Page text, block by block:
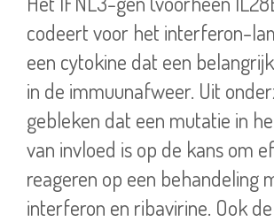
codeert voor het interferon-
een cytokine dat een
in de immuunafweer. Uit
gebleken dat een mutatie in
van invloed is op de kans om
reageren op een behandeling
interferon en ribavirine. Ook